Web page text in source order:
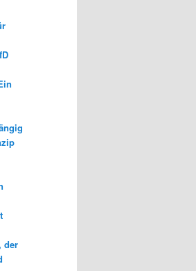
der